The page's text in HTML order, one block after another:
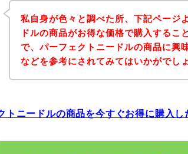
私自身が色々と調べた所、下記ページ
ドルの商品がお得な価格で購入するこ
で、パーフェクトニードルの商品に興
などを参考にされてみてはいかがでし
トニードルの商品を今すぐお得に購入し